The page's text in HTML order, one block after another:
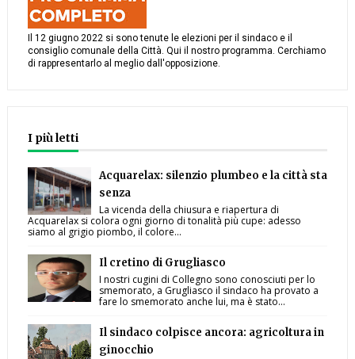
Il 12 giugno 2022 si sono tenute le elezioni per il sindaco e il
consiglio comunale della Città. Qui il nostro programma. Cerchiamo
di rappresentarlo al meglio dall'opposizione.
I più letti
Acquarelax: silenzio plumbeo e la città sta
senza
La vicenda della chiusura e riapertura di
Acquarelax si colora ogni giorno di tonalità più cupe: adesso
siamo al grigio piombo, il colore...
Il cretino di Grugliasco
I nostri cugini di Collegno sono conosciuti per lo
smemorato, a Grugliasco il sindaco ha provato a
fare lo smemorato anche lui, ma è stato...
Il sindaco colpisce ancora: agricoltura in
ginocchio